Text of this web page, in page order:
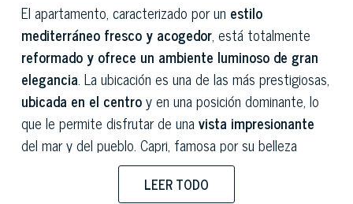
El apartamento, caracterizado por un estilo
mediterráneo fresco y acogedor, está totalmente
reformado y ofrece un ambiente luminoso de gran
elegancia. La ubicación es una de las más prestigiosas,
ubicada en el centroy en una posición dominante, lo
que le permite disfrutar de unavista impresionante
del mar y del pueblo. Capri, famosa por su belleza
natural, boutiques de lujo y excelentes restaurantes, es
uno de los destinos más buscados del mundo. A pocos
LEER TODO